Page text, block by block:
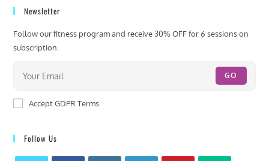
Newsletter
Follow our fitness program and receive 30% OFF for 6 sessions on
subscription.
GO
Accept GDPR Terms
Follow Us